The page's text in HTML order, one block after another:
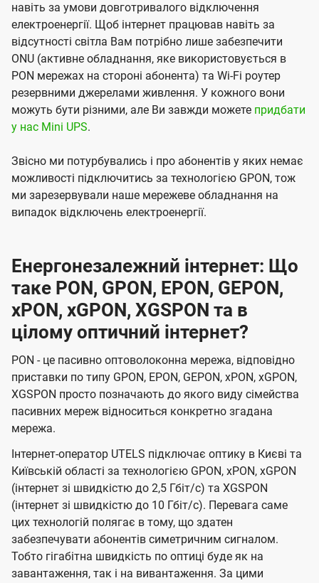
навіть за умови довготривалого відключення
електроенергії. Щоб інтернет працював навіть за
відсутності світла Вам потрібно лише забезпечити
ONU (активне обладнання, яке використовується в
PON мережах на стороні абонента) та Wi-Fi роутер
резервними джерелами живлення. У кожного вони
можуть бути різними, але Ви завжди можете придбати
у нас Mini UPS.
Звісно ми потурбувались і про абонентів у яких немає
можливості підключитись за технологією GPON, тож
ми зарезервували наше мережеве обладнання на
випадок відключень електроенергії.
Енергонезалежний інтернет: Що
таке PON, GPON, EPON, GEPON,
xPON, xGPON, XGSPON та в
цілому оптичний інтернет?
PON - це пасивно оптоволоконна мережа, відповідно
приставки по типу GPON, EPON, GEPON, xPON, xGPON,
XGSPON просто позначають до якого виду сімейства
пасивних мереж відноситься конкретно згадана
мережа.
Інтернет-оператор UTELS підключає оптику в Києві та
Київській області за технологією GPON, xPON, xGPON
(інтернет зі швидкістю до 2,5 Гбіт/с) та XGSPON
(інтернет зі швидкістю до 10 Гбіт/с). Перевага саме
цих технологій полягає в тому, що здатен
забезпечувати абонентів симетричним сигналом.
Тобто гігабітна швидкість по оптиці буде як на
завантаження, так і на вивантаження. За цими